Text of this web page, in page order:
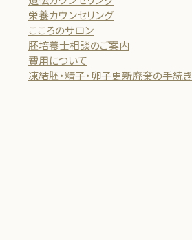
栄養カウンセリング
こころのサロン
胚培養士相談のご案内
費用について
凍結胚・精子・卵子更新廃棄の手続き